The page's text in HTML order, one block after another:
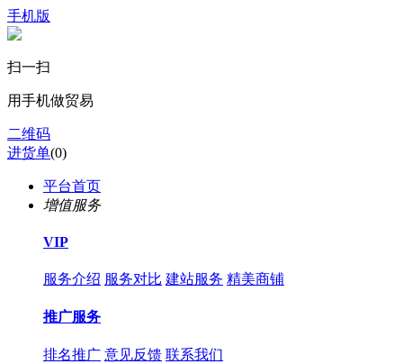
手机版
扫一扫
用手机做贸易
二维码
进货单(0)
平台首页
增值服务
VIP
服务介绍 服务对比 建站服务 精美商铺
推广服务
排名推广 意见反馈 联系我们